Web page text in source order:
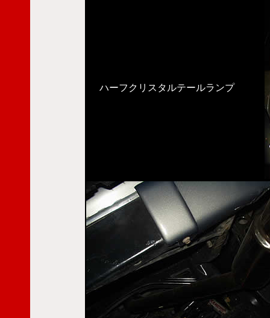
ハーフクリスタルテールランプ